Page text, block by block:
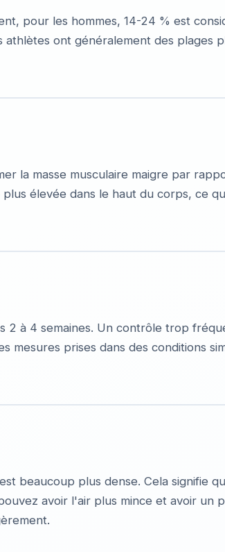
pour les hommes, 14-24 % est
ont généralement des plages
la masse musculaire maigre par
élevée dans le haut du corps, ce
à 4 semaines. Un contrôle trop
prises dans des conditions
beaucoup plus dense. Cela signifie
avoir l'air plus mince et avoir un